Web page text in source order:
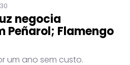
negocia
Peñarol; Flamengo
um ano sem custo.